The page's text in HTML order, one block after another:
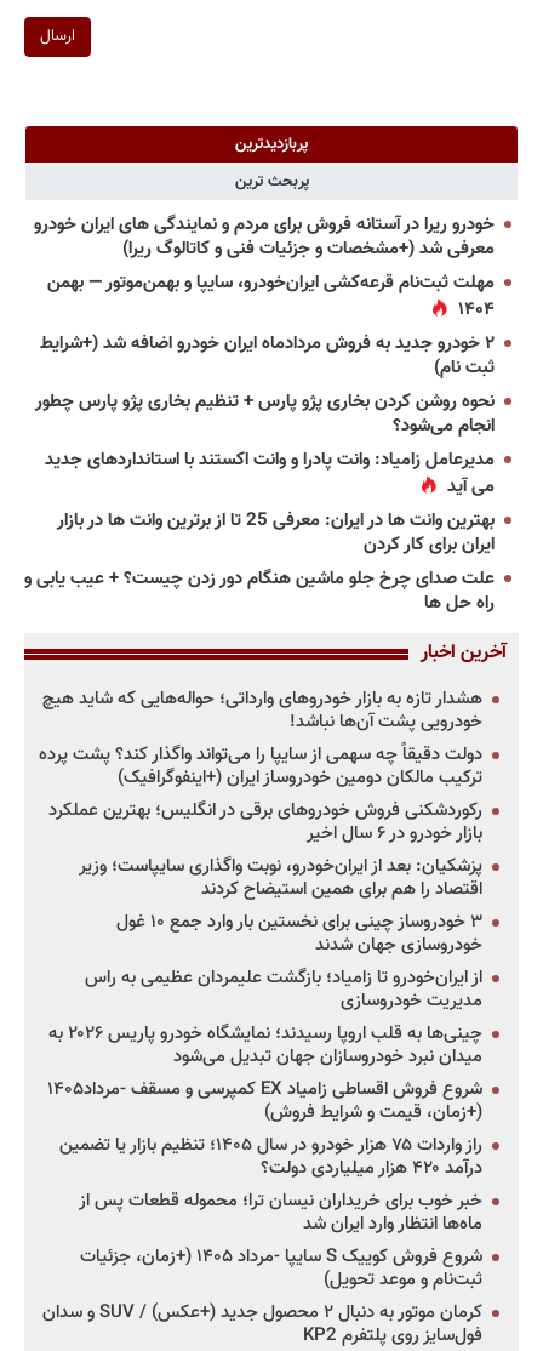
ارسال
پربازدیدترین
پربحث ترین
خودرو ریرا در آستانه فروش برای مردم و نمایندگی های ایران خودرو
معرفی شد (+مشخصات و جزئیات فنی و کاتالوگ ریرا)
مهلت ثبت‌نام قرعه‌کشی ایران‌خودرو، سایپا و بهمن‌موتور — بهمن
۱۴۰۴
۲ خودرو جدید به فروش مردادماه ایران خودرو اضافه شد (+شرایط
ثبت نام)
نحوه روشن کردن بخاری پژو پارس + تنظیم بخاری پژو پارس چطور
انجام می‌شود؟
مدیرعامل زامیاد: وانت پادرا و وانت اکستند با استانداردهای جدید
می آید
بهترین وانت ها در ایران: معرفی 25 تا از برترین وانت ها در بازار
ایران برای کار کردن
علت صدای چرخ جلو ماشین هنگام دور زدن چیست؟ + عیب یابی و
راه حل ها
آخرین اخبار
هشدار تازه به بازار خودروهای وارداتی؛ حواله‌هایی که شاید هیچ
خودرویی پشت آن‌ها نباشد!
دولت دقیقاً چه سهمی از سایپا را می‌تواند واگذار کند؟ پشت پرده
ترکیب مالکان دومین خودروساز ایران (+اینفوگرافیک)
رکوردشکنی فروش خودروهای برقی در انگلیس؛ بهترین عملکرد
بازار خودرو در ۶ سال اخیر
پزشکیان: بعد از ایران‌خودرو، نوبت واگذاری سایپاست؛ وزیر
اقتصاد را هم برای همین استیضاح کردند
۳ خودروساز چینی برای نخستین بار وارد جمع ۱۰ غول
خودروسازی جهان شدند
از ایران‌خودرو تا زامیاد؛ بازگشت علیمردان عظیمی به راس
مدیریت خودروسازی
چینی‌ها به قلب اروپا رسیدند؛ نمایشگاه خودرو پاریس ۲۰۲۶ به
میدان نبرد خودروسازان جهان تبدیل می‌شود
شروع فروش اقساطی زامیاد EX کمپرسی و مسقف -مرداد۱۴۰۵
(+زمان، قیمت و شرایط فروش)
راز واردات ۷۵ هزار خودرو در سال ۱۴۰۵؛ تنظیم بازار یا تضمین
درآمد ۴۲۰ هزار میلیاردی دولت؟
خبر خوب برای خریداران نیسان ترا؛ محموله قطعات پس از
ماه‌ها انتظار وارد ایران شد
شروع فروش کوییک S سایپا -مرداد ۱۴۰۵ (+زمان، جزئیات
ثبت‌نام و موعد تحویل)
کرمان موتور به دنبال ۲ محصول جدید (+عکس) / SUV و سدان
فول‌سایز روی پلتفرم KP2